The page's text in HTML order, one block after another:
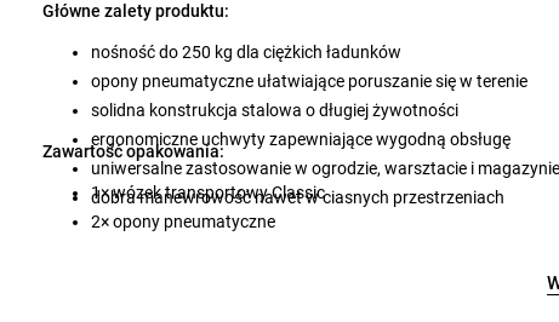
Główne zalety produktu:
nośność do 250 kg dla ciężkich ładunków
opony pneumatyczne ułatwiające poruszanie się w terenie
solidna konstrukcja stalowa o długiej żywotności
ergonomiczne uchwyty zapewniające wygodną obsługę
uniwersalne zastosowanie w ogrodzie, warsztacie i magazynie
dobra manewrowość nawet w ciasnych przestrzeniach
Zawartość opakowania:
1× wózek transportowy Classic
2× opony pneumatyczne